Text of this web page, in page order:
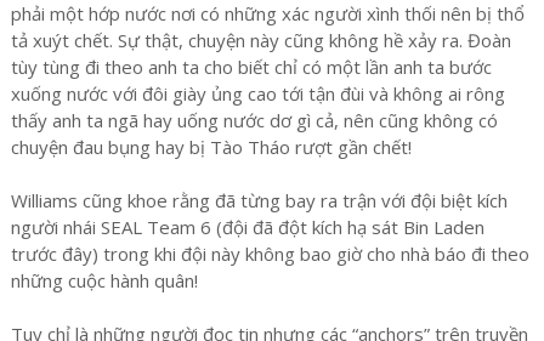
phải một hớp nước nơi có những xác người xình thối nên bị thổ
tả xuýt chết. Sự thật, chuyện này cũng không hề xảy ra. Đoàn
tùy tùng đi theo anh ta cho biết chỉ có một lần anh ta bước
xuống nước với đôi giày ủng cao tới tận đùi và không ai rông
thấy anh ta ngã hay uống nước dơ gì cả, nên cũng không có
chuyện đau bụng hay bị Tào Tháo rượt gần chết!
Williams cũng khoe rằng đã từng bay ra trận với đội biệt kích
người nhái SEAL Team 6 (đội đã đột kích hạ sát Bin Laden
trước đây) trong khi đội này không bao giờ cho nhà báo đi theo
những cuộc hành quân!
Tuy chỉ là những người đọc tin nhưng các “anchors” trên truyền